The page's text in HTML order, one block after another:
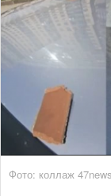
Фото: коллаж